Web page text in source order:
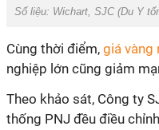
Số liệu: Wichart, SJC (Du Y
Cùng thời điểm, giá vàng
nghiệp lớn cũng giảm
Theo khảo sát, Công ty
thống PNJ đều điều